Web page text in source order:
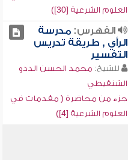
العلوم الشرعية [30])
الفهرس:مدرسة
الرأي , طريقة تدريس
التفسير
للشيخ: محمد الحسن الددو
الشنقيطي
جزء من محاضرة ( مقدمات في
العلوم الشرعية [4])